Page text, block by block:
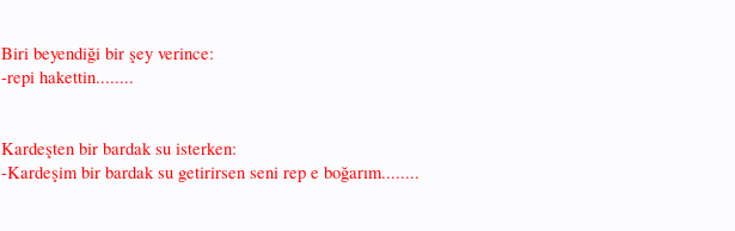
Biri beyendiği bir şey verince:
-repi hakettin........
Kardeşten bir bardak su isterken:
-Kardeşim bir bardak su getirirsen seni rep e boğarım........